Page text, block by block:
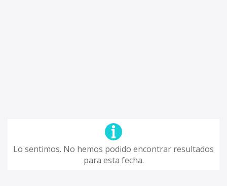
Lo sentimos. No hemos podido encontrar resultados
para esta fecha.